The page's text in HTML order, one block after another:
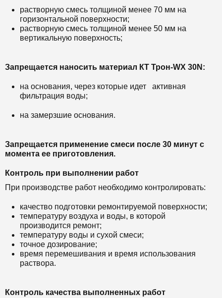
растворную смесь толщиной менее 70 мм на
горизонтальной поверхности;
растворную смесь толщиной менее 50 мм на
вертикальную поверхность;
Запрещается наносить материал КТ Трон-WX 30N :
на основания, через которые идет активная
фильтрация воды;
на замерзшие основания.
Запрещается применение смеси после 30 минут с
момента ее приготовления.
Контроль при выполнении работ
При производстве работ необходимо контролировать:
качество подготовки ремонтируемой поверхности;
температуру воздуха и воды, в которой
производится ремонт;
температуру воды и сухой смеси;
точное дозирование;
время перемешивания и время использования
раствора.
Контроль качества выполненных работ